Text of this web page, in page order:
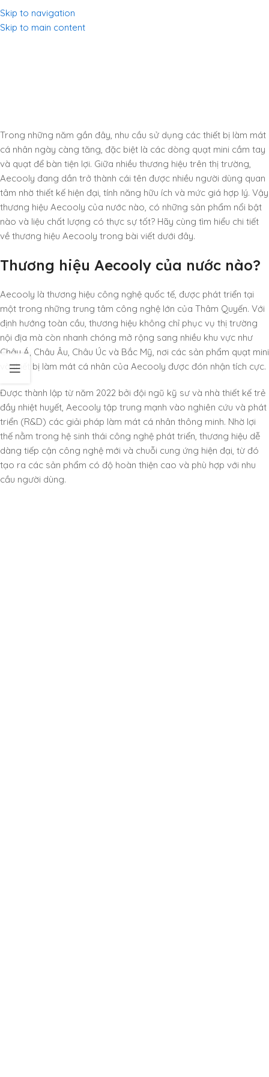
Skip to navigation
Skip to main content
Trong những năm gần đây, nhu cầu sử dụng các thiết bị làm mát
cá nhân ngày càng tăng, đặc biệt là các dòng quạt mini cầm tay
và quạt để bàn tiện lợi. Giữa nhiều thương hiệu trên thị trường,
Aecooly đang dần trở thành cái tên được nhiều người dùng quan
tâm nhờ thiết kế hiện đại, tính năng hữu ích và mức giá hợp lý. Vậy
thương hiệu Aecooly của nước nào, có những sản phẩm nổi bật
nào và liệu chất lượng có thực sự tốt? Hãy cùng tìm hiểu chi tiết
về thương hiệu Aecooly trong bài viết dưới đây.
Thương hiệu Aecooly của nước nào?
Aecooly là thương hiệu công nghệ quốc tế, được phát triển tại
một trong những trung tâm công nghệ lớn của Thâm Quyến. Với
định hướng toàn cầu, thương hiệu không chỉ phục vụ thị trường
nội địa mà còn nhanh chóng mở rộng sang nhiều khu vực như
Châu Á, Châu Âu, Châu Úc và Bắc Mỹ, nơi các sản phẩm quạt mini
và thiết bị làm mát cá nhân của Aecooly được đón nhận tích cực.
Được thành lập từ năm 2022 bởi đội ngũ kỹ sư và nhà thiết kế trẻ
đầy nhiệt huyết, Aecooly tập trung mạnh vào nghiên cứu và phát
triển (R&D) các giải pháp làm mát cá nhân thông minh. Nhờ lợi
thế nằm trong hệ sinh thái công nghệ phát triển, thương hiệu dễ
dàng tiếp cận công nghệ mới và chuỗi cung ứng hiện đại, từ đó
tạo ra các sản phẩm có độ hoàn thiện cao và phù hợp với nhu
cầu người dùng.